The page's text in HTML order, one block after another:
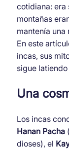
cotidiana: era
montañas
mantenía
En este
incas, sus
sigue
Una
Los incas
Hanan Pacha
dioses), el